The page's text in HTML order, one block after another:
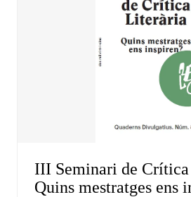
III Seminari de
Quins mestratges ens